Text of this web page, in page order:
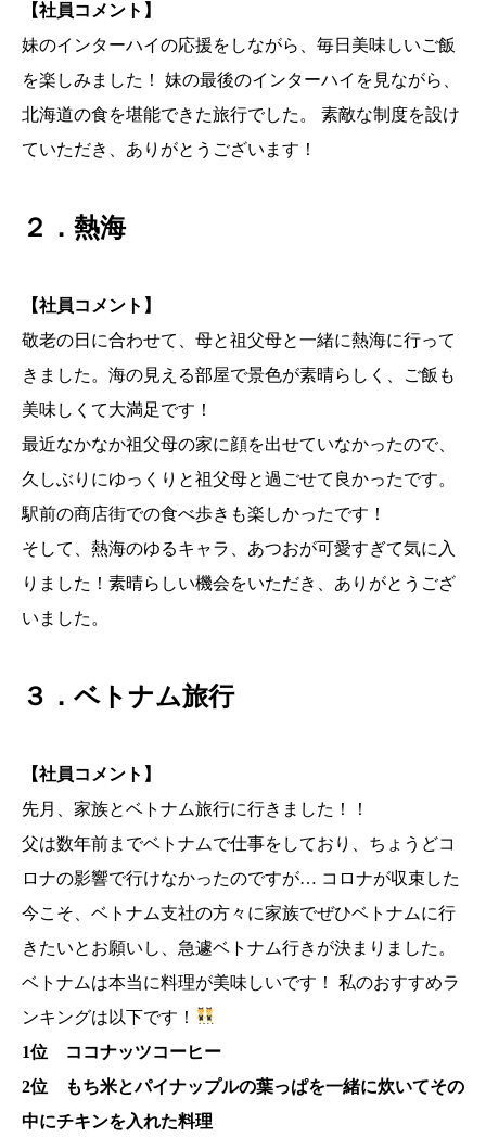
【社員コメント】
妹のインターハイの応援をしながら、毎日美味しいご飯
を楽しみました！ 妹の最後のインターハイを見ながら、
北海道の食を堪能できた旅行でした。 素敵な制度を設け
ていただき、ありがとうございます！
２．熱海
【社員コメント】
敬老の日に合わせて、母と祖父母と一緒に熱海に行って
きました。海の見える部屋で景色が素晴らしく、ご飯も
美味しくて大満足です！
最近なかなか祖父母の家に顔を出せていなかったので、
久しぶりにゆっくりと祖父母と過ごせて良かったです。
駅前の商店街での食べ歩きも楽しかったです！
そして、熱海のゆるキャラ、あつおが可愛すぎて気に入
りました！素晴らしい機会をいただき、ありがとうござ
いました。
３．ベトナム旅行
【社員コメント】
先月、家族とベトナム旅行に行きました！！
父は数年前までベトナムで仕事をしており、ちょうどコ
ロナの影響で行けなかったのですが… コロナが収束した
今こそ、ベトナム支社の方々に家族でぜひベトナムに行
きたいとお願いし、急遽ベトナム行きが決まりました。
ベトナムは本当に料理が美味しいです！ 私のおすすめラ
ンキングは以下です！
1位 ココナッツコーヒー
2位 もち米とパイナップルの葉っぱを一緒に炊いてその
中にチキンを入れた料理